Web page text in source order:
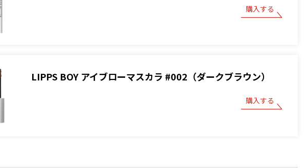
購入する
LIPPS BOY アイブローマスカラ #002（ダークブラウン）
購入する